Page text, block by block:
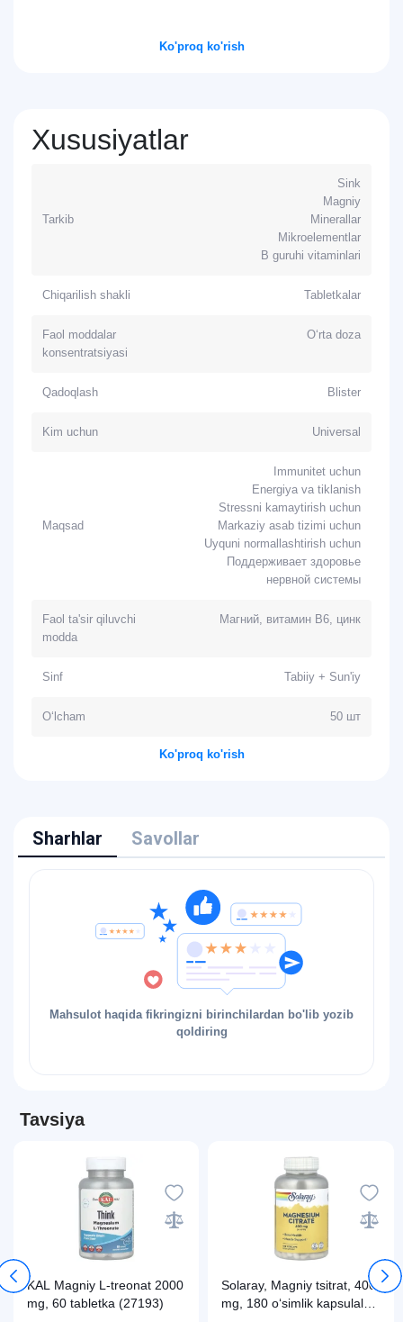
Ko'proq ko'rish
Xususiyatlar
Tarkib
Sink
Magniy
Minerallar
Mikroelementlar
B guruhi vitaminlari
Chiqarilish shakli Tabletkalar
Faol moddalar
konsentratsiyasi
Oʻrta doza
Qadoqlash Blister
Kim uchun Universal
Maqsad
Immunitet uchun
Energiya va tiklanish
Stressni kamaytirish uchun
Markaziy asab tizimi uchun
Uyquni normallashtirish uchun
Поддерживает здоровье
нервной системы
Faol ta'sir qiluvchi
modda
Магний, витамин B6, цинк
Sinf Tabiiy + Sun'iy
O‘lcham 50 шт
Ko'proq ko'rish
Sharhlar Savollar
Mahsulot haqida fikringizni birinchilardan bo'lib yozib
qoldiring
Tavsiya
​​​​​​​KAL Magniy L-treonat 2000
mg, 60 tabletka (27193)
Solaray, Magniy tsitrat, 400
mg, 180 o‘simlik kapsulalari